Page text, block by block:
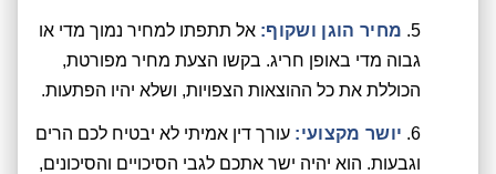
מחיר הוגן ושקוף: אל תתפתו למחיר נמוך מדי או
גבוה מדי באופן חריג. בקשו הצעת מחיר מפורטת,
הכוללת את כל ההוצאות הצפויות, ושלא יהיו הפתעות.
יושר מקצועי: עורך דין אמיתי לא יבטיח לכם הרים
וגבעות. הוא יהיה ישר אתכם לגבי הסיכויים והסיכונים,